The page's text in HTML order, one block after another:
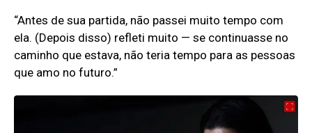
“Antes de sua partida, não passei muito tempo com
ela. (Depois disso) refleti muito — se continuasse no
caminho que estava, não teria tempo para as pessoas
que amo no futuro.”